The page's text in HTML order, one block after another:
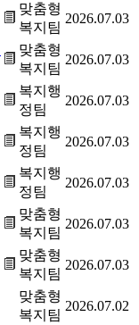
맞춤형
복지팀
2026.07.03
맞춤형
복지팀
2026.07.03
복지행
정팀
2026.07.03
복지행
정팀
2026.07.03
복지행
정팀
2026.07.03
맞춤형
복지팀
2026.07.03
맞춤형
복지팀
2026.07.03
맞춤형
복지팀
2026.07.02